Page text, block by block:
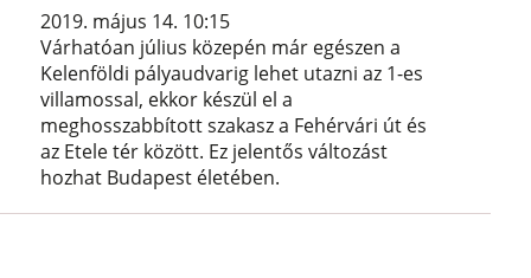
2019. május 14. 10:15
Várhatóan július közepén már egészen a
Kelenföldi pályaudvarig lehet utazni az 1-es
villamossal, ekkor készül el a
meghosszabbított szakasz a Fehérvári út és
az Etele tér között. Ez jelentős változást
hozhat Budapest életében.